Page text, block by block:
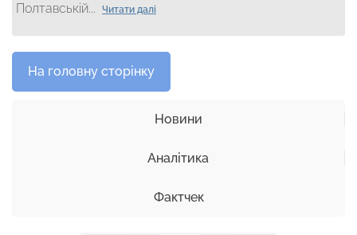
Полтавській...
Читати далі
На головну сторінку
Новини
Аналітика
Фактчек